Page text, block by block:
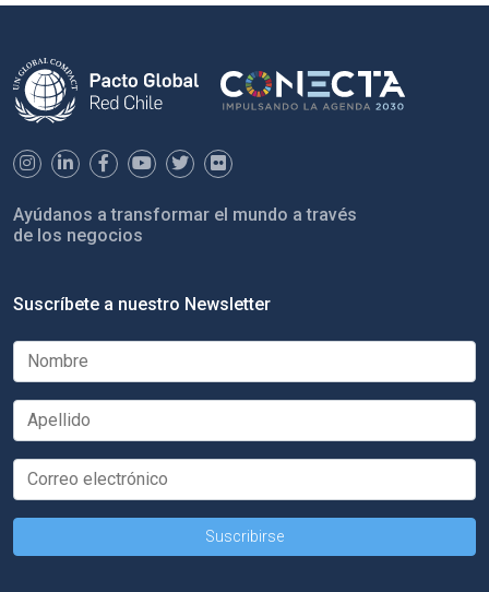
Ayúdanos a transformar el mundo a través
de los negocios
Suscríbete a nuestro Newsletter